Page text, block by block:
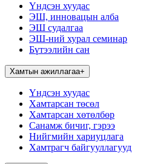
Үндсэн хуудас
ЭШ, инновацын алба
ЭШ судалгаа
ЭШ-ний хурал семинар
Бүтээлийн сан
Хамтын ажиллагаа+
Үндсэн хуудас
Хамтарсан төсөл
Хамтарсан хөтөлбөр
Санамж бичиг, гэрээ
Нийгмийн хариуцлага
Хамтрагч байгууллагууд